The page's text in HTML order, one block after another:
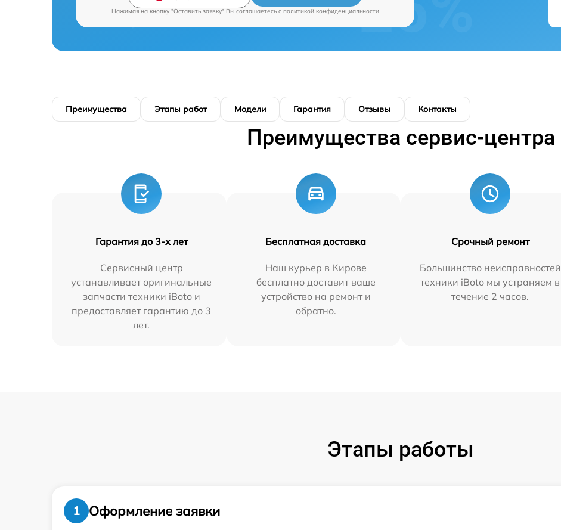
Нажимая на кнопку "Оставить заявку" Вы соглашаетесь c политикой конфиденциальности
Преимущества Этапы работ Модели Гарантия Отзывы Контакты
Преимущества сервис-центра
Гарантия до 3-х лет
Сервисный центр
устанавливает оригинальные
запчасти техники iBoto и
предоставляет гарантию до 3
лет.
Бесплатная доставка
Наш курьер в Кирове
бесплатно доставит ваше
устройство на ремонт и
обратно.
Срочный ремонт
Большинство неисправностей
техники iBoto мы устраняем в
течение 2 часов.
Этапы работы
1
Оформление заявки